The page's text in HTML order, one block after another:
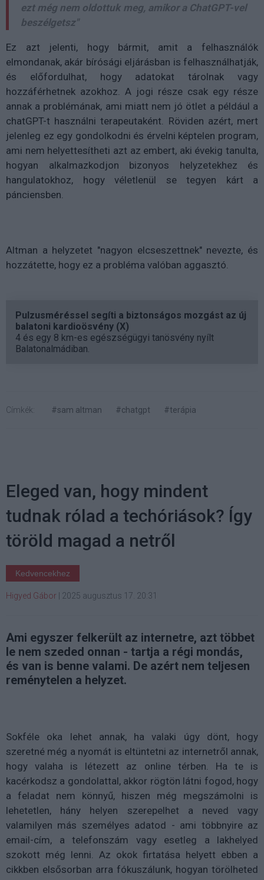
ezt még nem oldottuk meg, amikor a ChatGPT-vel
beszélgetsz"
Ez azt jelenti, hogy bármit, amit a felhasználók
elmondanak, akár bírósági eljárásban is felhasználhatják,
és előfordulhat, hogy adatokat tárolnak vagy
hozzáférhetnek azokhoz. A jogi része csak egy része
annak a problémának, ami miatt nem jó ötlet a például a
chatGPT-t használni terapeutaként. Röviden azért, mert
jelenleg ez egy gondolkodni és érvelni képtelen program,
ami nem helyettesítheti azt az embert, aki évekig tanulta,
hogyan alkalmazkodjon bizonyos helyzetekhez és
hangulatokhoz, hogy véletlenül se tegyen kárt a
pánciensben.
Altman a helyzetet "nagyon elcseszettnek" nevezte, és
hozzátette, hogy ez a probléma valóban aggasztó.
Pulzusméréssel segíti a biztonságos mozgást az új
balatoni kardioösvény (X)
4 és egy 8 km-es egészségügyi tanösvény nyílt
Balatonalmádiban.
Címkék: #sam altman #chatgpt #terápia
Eleged van, hogy mindent
tudnak rólad a techóriások? Így
töröld magad a netről
Kedvencekhez
Higyed Gábor 2025 augusztus 17. 20:31
Ami egyszer felkerült az internetre, azt többet
le nem szeded onnan - tartja a régi mondás,
és van is benne valami. De azért nem teljesen
reménytelen a helyzet.
Sokféle oka lehet annak, ha valaki úgy dönt, hogy
szeretné még a nyomát is eltüntetni az internetről annak,
hogy valaha is létezett az online térben. Ha te is
kacérkodsz a gondolattal, akkor rögtön látni fogod, hogy
a feladat nem könnyű, hiszen még megszámolni is
lehetetlen, hány helyen szerepelhet a neved vagy
valamilyen más személyes adatod - ami többnyire az
email-cím, a telefonszám vagy esetleg a lakhelyed
szokott még lenni. Az okok firtatása helyett ebben a
cikkben elsősorban arra fókuszálunk, hogyan törölheted